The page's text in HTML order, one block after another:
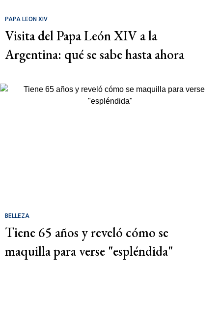
PAPA LEÓN XIV
Visita del Papa León XIV a la
Argentina: qué se sabe hasta ahora
BELLEZA
Tiene 65 años y reveló cómo se
maquilla para verse "espléndida"